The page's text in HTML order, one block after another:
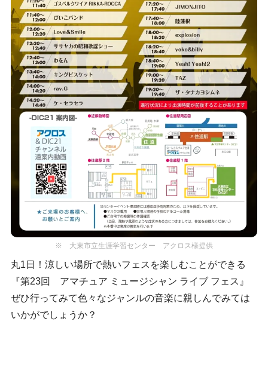
※ 大東市立生涯学習センター アクロス様提供
丸1日！涼しい場所で熱いフェスを楽しむことができる
『第23回 アマチュア ミュージシャン ライブ フェス』
ぜひ行ってみて色々なジャンルの音楽に親しんでみては
いかがでしょうか？